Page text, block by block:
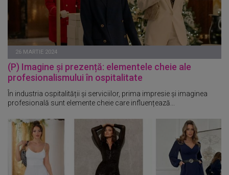
26 MARTIE 2024
(P) Imagine și prezență: elementele cheie ale
profesionalismului în ospitalitate
În industria ospitalității și serviciilor, prima impresie și imaginea
profesională sunt elemente cheie care influențează...